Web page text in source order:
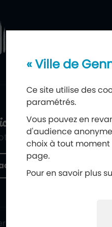
?
écoute
« Ville de
Ce site utilise des
paramétrés.
Vous pouvez en
d'audience
choix à tout moment
page.
Pour en savoir plus